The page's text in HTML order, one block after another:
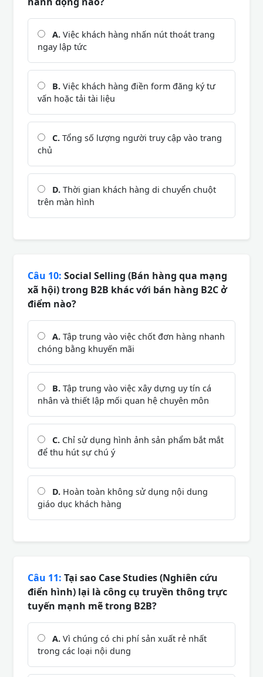
A. Việc khách hàng nhấn nút thoát trang
ngay lập tức
B. Việc khách hàng điền form đăng ký tư
vấn hoặc tải tài liệu
C. Tổng số lượng người truy cập vào trang
chủ
D. Thời gian khách hàng di chuyển chuột
trên màn hình
Câu 10: Social Selling (Bán hàng qua mạng
xã hội) trong B2B khác với bán hàng B2C ở
điểm nào?
A. Tập trung vào việc chốt đơn hàng nhanh
chóng bằng khuyến mãi
B. Tập trung vào việc xây dựng uy tín cá
nhân và thiết lập mối quan hệ chuyên môn
C. Chỉ sử dụng hình ảnh sản phẩm bắt mắt
để thu hút sự chú ý
D. Hoàn toàn không sử dụng nội dung
giáo dục khách hàng
Câu 11: Tại sao Case Studies (Nghiên cứu
điển hình) lại là công cụ truyền thông trực
tuyến mạnh mẽ trong B2B?
A. Vì chúng có chi phí sản xuất rẻ nhất
trong các loại nội dung